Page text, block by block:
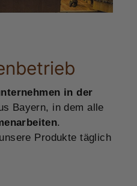
in der
Bayern, in dem alle
.
Produkte täglich